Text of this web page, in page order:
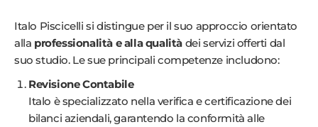
Italo Piscicelli si distingue per il suo approccio orientato
alla professionalità e alla qualità dei servizi offerti dal
suo studio. Le sue principali competenze includono:
Revisione Contabile
Italo è specializzato nella verifica e certificazione dei
bilanci aziendali, garantendo la conformità alle